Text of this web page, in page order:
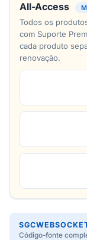
All-Access
Todos os
com Suporte
cada produto
renovação.
Código-fonte